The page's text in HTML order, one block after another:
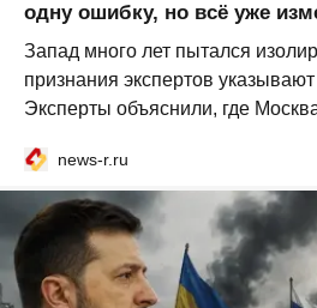
одну ошибку, но всё уже
Запад много лет пытался
признания экспертов
Эксперты объяснили, где
news-r.ru